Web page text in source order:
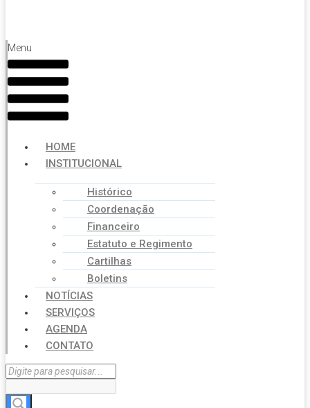
Menu
HOME
INSTITUCIONAL
Histórico
Coordenação
Financeiro
Estatuto e Regimento
Cartilhas
Boletins
NOTÍCIAS
SERVIÇOS
AGENDA
CONTATO